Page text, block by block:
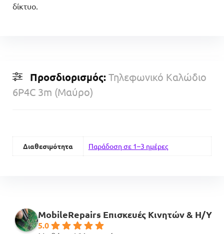
δίκτυο.
Προσδιορισμός: Τηλεφωνικό Καλώδιο
6P4C 3m (Μαύρο)
Διαθεσιμότητα Παράδοση σε 1–3 ημέρες
MobileRepairs Επισκευές Κινητών & H/Y
5.0